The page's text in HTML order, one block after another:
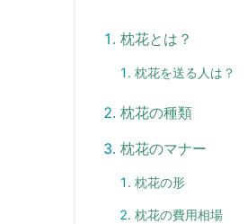
枕花とは？
枕花を送る人は？
枕花の種類
枕花のマナー
枕花の形
枕花の費用相場